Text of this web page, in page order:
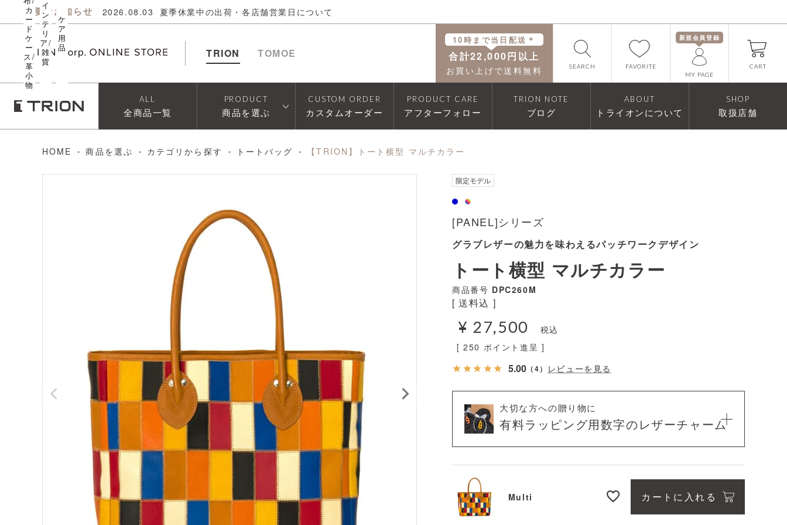
重要なお知らせ 2026.08.03 夏季休業中の出荷・各店舗営業日について
TRION TOMOE
10時まで当日配送＊
合計22,000円以上
お買い上げで送料無料 SEARCH FAVORITE
新規会員登録
MY PAGE
CART
ALL
全商品一覧
PRODUCT
商品を選ぶ
CUSTOM ORDER
カスタムオーダー
PRODUCT CARE
アフターフォロー
TRION NOTE
ブログ
ABOUT
トライオンについて
SHOP
取扱店舗
カ
ー
ド
ケ
ー
ス/
革
小
物
イ
ン
テ
リ
ア/
雑
貨
ケ
ア
用
品
HOME 商品を選ぶ カテゴリから探す トートバッグ 【TRION】トート横型 マルチカラー
限定モデル
[PANEL]シリーズ
グラブレザーの魅力を味わえるパッチワークデザイン
トート横型 マルチカラー
商品番号 DPC260M
送料込
¥ 27,500
税込
[ 250 ポイント進呈 ]
5.00 （4） レビューを見る
大切な方への贈り物に
有料ラッピング用数字のレザーチャーム
Multi カートに入れる